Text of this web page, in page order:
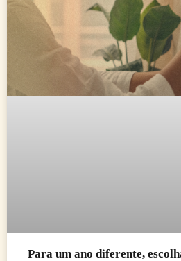
Para um ano diferente,